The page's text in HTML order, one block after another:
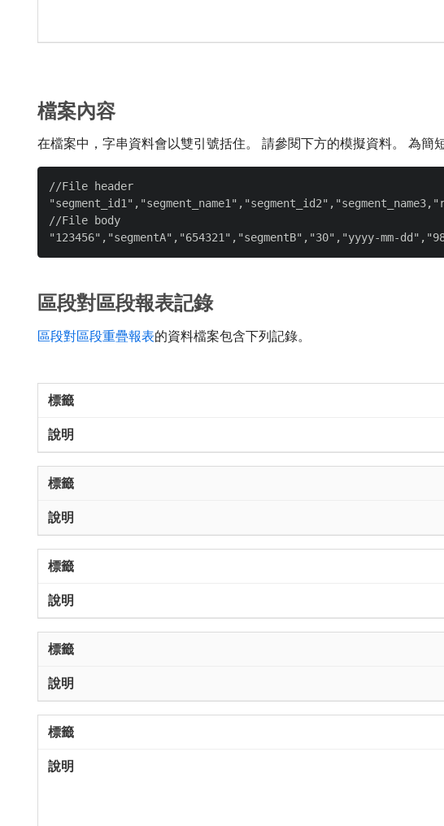
檔案內容
在檔案中，字串資料會以雙引號括住。 請參閱下方的模擬資料。 為簡
//File header
//File body
區段對區段報表記錄
區段對區段重疊報表的資料檔案包含下列記錄。